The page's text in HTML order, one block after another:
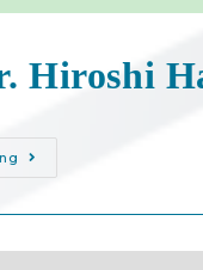
Hiroshi